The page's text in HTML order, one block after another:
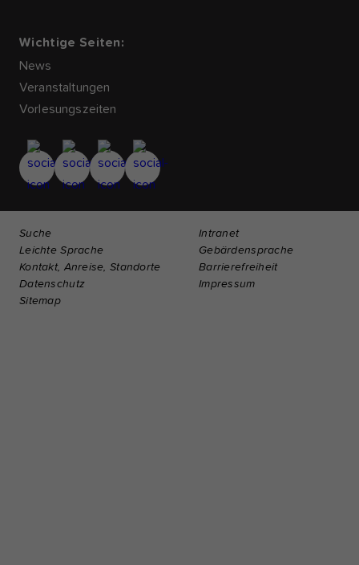
Wichtige Seiten:
News
Veranstaltungen
Vorlesungszeiten
Suche
Intranet
Leichte Sprache
Gebärdensprache
Kontakt, Anreise, Standorte
Barrierefreiheit
Datenschutz
Impressum
Sitemap